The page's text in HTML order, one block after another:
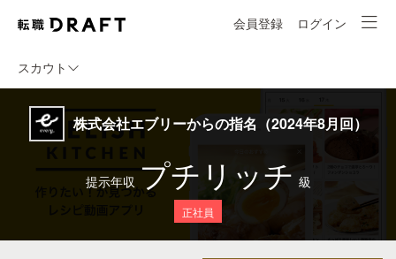
会員登録 ログイン
スカウト
株式会社エブリーからの指名（2024年8月回）
提示年収 プチリッチ 級
正社員